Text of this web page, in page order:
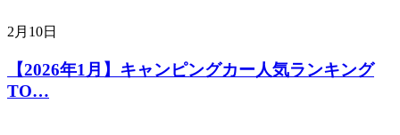
2月10日
【2026年1月】キャンピングカー人気ランキング
TO…